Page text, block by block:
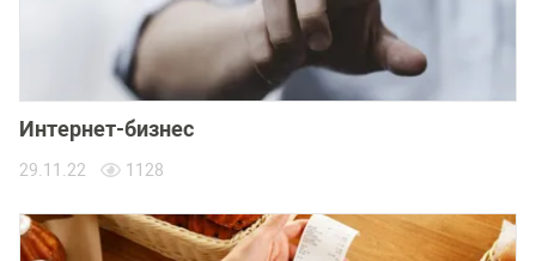
Интернет-бизнес
29.11.22 1128